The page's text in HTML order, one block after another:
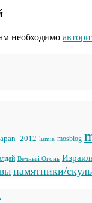
необходимо
lumia mosblog
Вечный Огонь
памятники/